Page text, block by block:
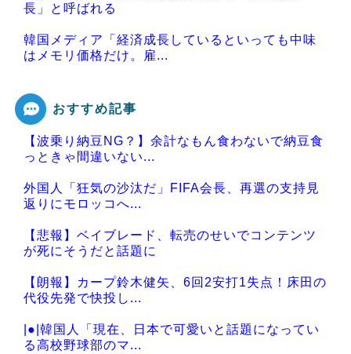
長」と呼ばれる
韓国メディア「経済成長しているといっても中味
はメモリ価格だけ。雇...
Powered by livedoor 相互RSS
おすすめ記事
【波乗り納豆NG？】余計なもん食わないで納豆食
っときゃ間違いない...
外国人「狂気の沙汰だ」FIFA会長、再選の支持見
返りにモロッコへ...
【悲報】ベイブレード、転売のせいでコンテンツ
が死にそうだと話題に
【朗報】カープ鈴木健矢、6回2安打1失点！床田の
代役先発で快投し...
|●|韓国人「現在、日本で可愛いと話題になってい
る高校野球部のマ...